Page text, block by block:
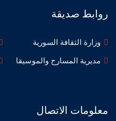
روابط صديقة
وزارة الثقافة السورية
مديرية المسارح والموسيقا
معلومات الاتصال